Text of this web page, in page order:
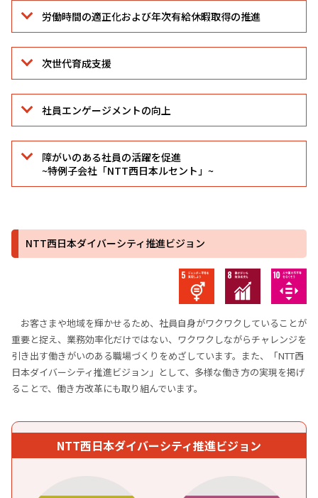
労働時間の適正化および年次有給休暇取得の推進
次世代育成⽀援
社員エンゲージメントの向上
障がいのある社員の活躍を促進
~特例子会社「NTT西日本ルセント」~
NTT西日本ダイバーシティ推進ビジョン
お客さまや地域を輝かせるため、社員⾃⾝がワクワクしていることが
重要と捉え、業務効率化だけではない、ワクワクしながらチャレンジを
引き出す働きがいのある職場づくりをめざしています。また、「NTT⻄
⽇本ダイバーシティ推進ビジョン」として、多様な働き⽅の実現を掲げ
ることで、働き⽅改⾰にも取り組んでいます。
NTT西日本ダイバーシティ推進ビジョン